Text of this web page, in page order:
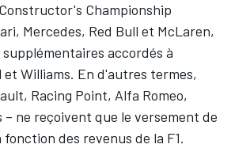
Championship
Mercedes, Red Bull et McLaren,
accordés à
et Williams. En d'autres termes,
Racing Point, Alfa Romeo,
– ne reçoivent que le versement de
des revenus de la F1.